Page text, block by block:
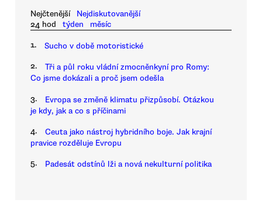
Nejčtenější
Nejdiskutovanější
24 hod
týden měsíc
1. Sucho v době motoristické
2.
Tři a půl roku vládní zmocněnkyní pro Romy:
Co jsme dokázali a proč jsem odešla
3.
Evropa se změně klimatu přizpůsobí. Otázkou
je kdy, jak a co s příčinami
4.
Ceuta jako nástroj hybridního boje. Jak krajní
pravice rozděluje Evropu
5. Padesát odstínů lži a nová nekulturní politika